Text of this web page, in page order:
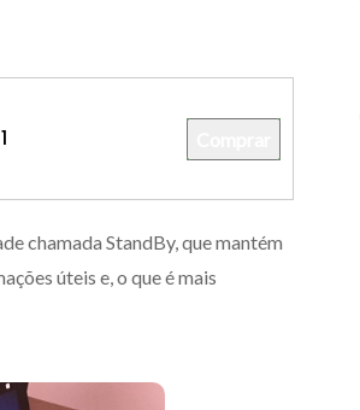
chamada StandBy, que mantém
úteis e, o que é mais